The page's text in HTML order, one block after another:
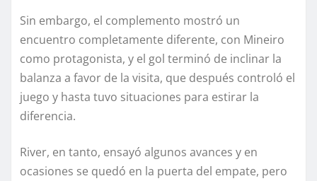
Sin embargo, el complemento mostró un
encuentro completamente diferente, con Mineiro
como protagonista, y el gol terminó de inclinar la
balanza a favor de la visita, que después controló el
juego y hasta tuvo situaciones para estirar la
diferencia.
River, en tanto, ensayó algunos avances y en
ocasiones se quedó en la puerta del empate, pero